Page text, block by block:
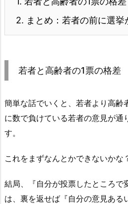
2. まとめ：若者の前に選挙
若者と高齢者の1票の格差
簡単な話でいくと、若者より高齢
に数で負けている若者の意見が通
す。
これをまずなんとかできないかな
結局、『自分が投票したところで
は、裏を返せば『自分の意見ある